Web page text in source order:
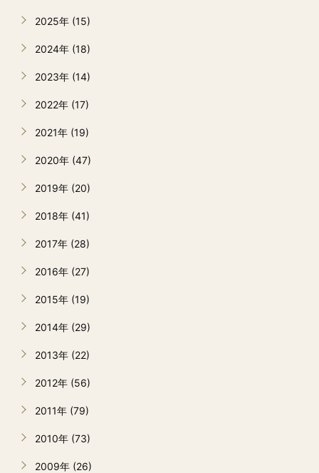
2025年 (15)
2024年 (18)
2023年 (14)
2022年 (17)
2021年 (19)
2020年 (47)
2019年 (20)
2018年 (41)
2017年 (28)
2016年 (27)
2015年 (19)
2014年 (29)
2013年 (22)
2012年 (56)
2011年 (79)
2010年 (73)
2009年 (26)